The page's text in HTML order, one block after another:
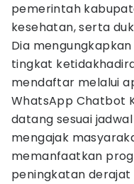
pemerintah
kesehatan, serta
Dia
tingkat
mendaftar melalui
WhatsApp Chatbot
datang sesuai
mengajak
memanfaatkan
peningkatan derajat